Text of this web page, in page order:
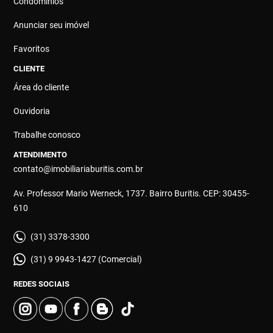
Anunciar seu imóvel
Favoritos
CLIENTE
Área do cliente
Ouvidoria
Trabalhe conosco
ATENDIMENTO
contato@imobiliariaburitis.com.br
Av. Professor Mario Werneck, 1737. Bairro Buritis. CEP: 30455-
610
(31) 3378-3300
(31) 9 9943-1427 (Comercial)
REDES SOCIAIS